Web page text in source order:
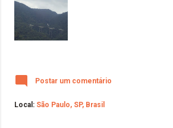
Postar um comentário
Local: São Paulo, SP, Brasil